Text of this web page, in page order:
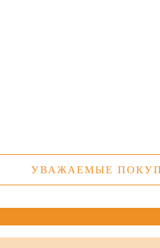
УВАЖАЕМЫЕ